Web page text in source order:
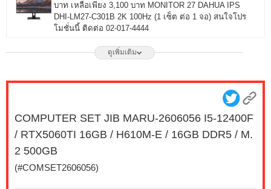
บาท เหลือเพียง 3,100 บาท MONITOR 27 DAHUA IPS
DHI-LM27-C301B 2K 100Hz (1 เซ็ต ต่อ 1 จอ) สนใจโปร
โมชั่นนี้ ติดต่อ 02-017-4444
เมื่อซื้อพร้อมคอมเซ็ต ลดทันที 1,750 บาท จากปกติ 6,650
27G550B-B 300Hz G-SYNC-COM (1 เซ็ต ต่อ 1 จอ)
บาท เหลือเพียง 2,300 บาท MONITOR 23.8 MSI IPS
PRO MP243L E14 144Hz FREESYNC (1 เซ็ต ต่อ 1 จอ)
ดูเพิ่มเติม
COMPUTER SET JIB MARU-2606056 I5-12400F
/ RTX5060TI 16GB / H610M-E / 16GB DDR5 / M.
2 500GB
(#COMSET2606056)